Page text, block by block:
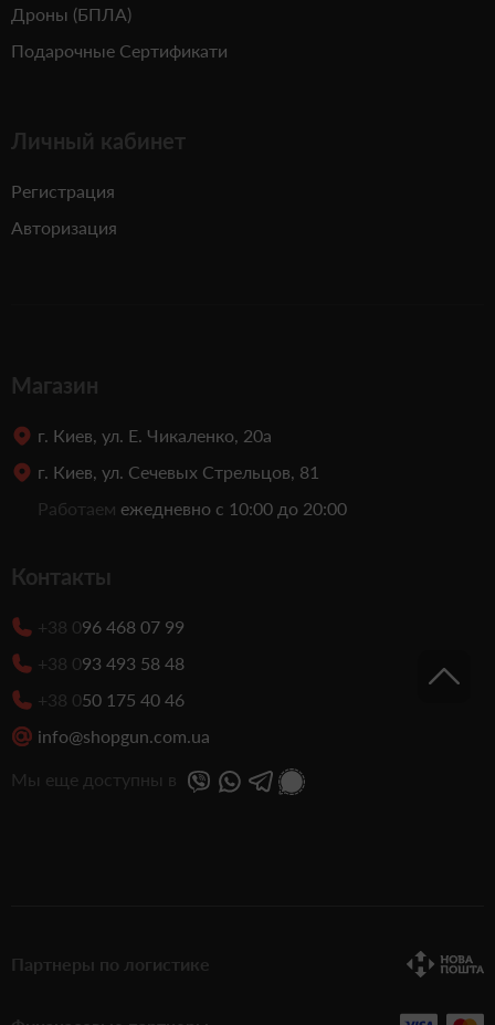
Дроны (БПЛА)
Подарочные Сертификати
Личный кабинет
Регистрация
Авторизация
Магазин
г. Киев, ул. Е. Чикаленко, 20а
г. Киев, ул. Сечевых Стрельцов, 81
Работаем ежедневно с 10:00 до 20:00
Контакты
+38 096 468 07 99
+38 093 493 58 48
+38 050 175 40 46
info@shopgun.com.ua
Мы еще доступны в
Партнеры по логистике